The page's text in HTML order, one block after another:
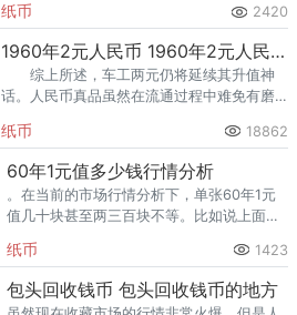
船就是其中之一，本文主要讲解的也是关于
它的相关内容，下面就一起来看
纸币 2420
1960年2元人民币 1960年2元人民币现在价值多少
综上所述，车工两元仍将延续其升值神
话。人民币真品虽然在流通过程中难免有磨
响，但如果是假币，那尺寸可能会有所缩
纸币 18862
60年1元值多少钱行情分析
。在当前的市场行情分析下，单张60年1元
值几十块甚至两三百块不等。比如说上面的
有4。具
纸币 1423
包头回收钱币 包头回收钱币的地方